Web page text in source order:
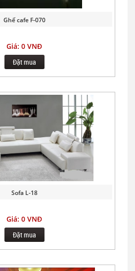
Ghế cafe F-070
Giá: 0 VNĐ
Đặt mua
Sofa L-18
Giá: 0 VNĐ
Đặt mua